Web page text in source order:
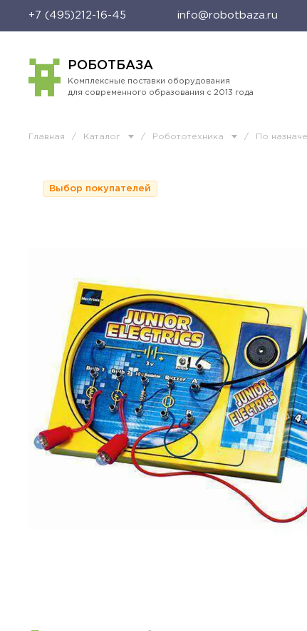
+7 (495)212-16-45 info@robotbaza.ru
РОБОТБАЗА
Комплексные поставки оборудования
для современного образования с 2013 года
Главная / Каталог / Робототехника / По
Выбор покупателей